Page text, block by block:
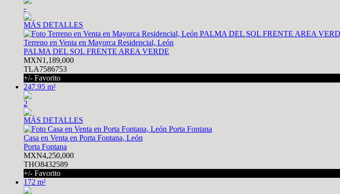
-
MÁS DETALLES
Terreno en Venta en Mayorca Residencial, León
PALMA DEL SOL FRENTE AREA VERDE
MXN1,189,000
TLA7586753
+/- Favorito
247.95 m²
2
MÁS DETALLES
Casa en Venta en Porta Fontana, León
Porta Fontana
MXN4,250,000
THO8432589
+/- Favorito
172 m²